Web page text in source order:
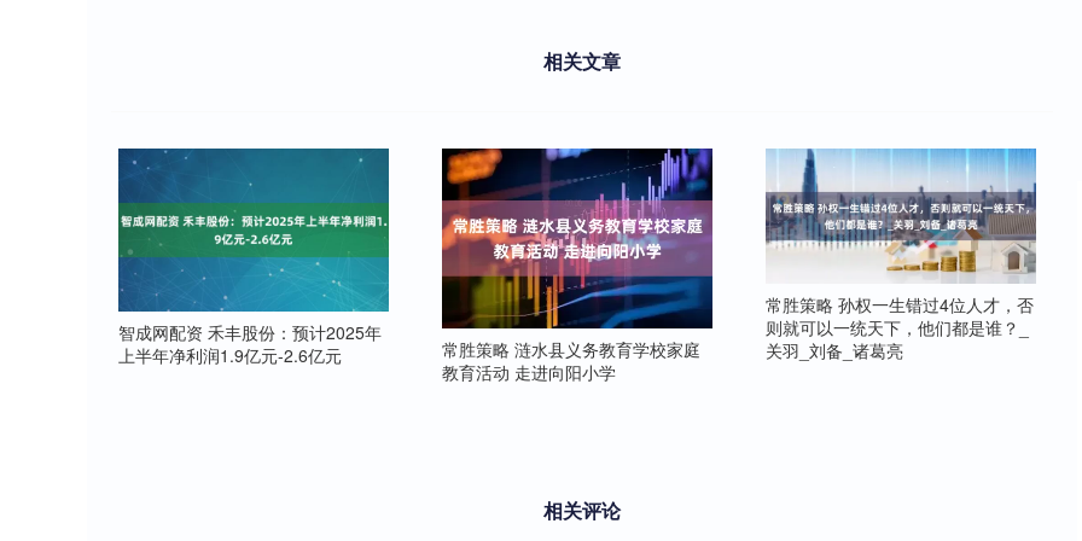
相关文章
智成网配资 禾丰股份：预计2025年
上半年净利润1.9亿元-2.6亿元
常胜策略 涟水县义务教育学校家庭
教育活动 走进向阳小学
常胜策略 孙权一生错过4位人才，否
则就可以一统天下，他们都是谁？_
关羽_刘备_诸葛亮
相关评论